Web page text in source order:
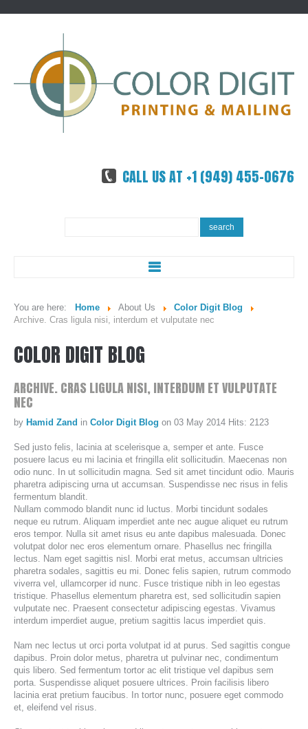
CALL US AT +1 (949) 455-0676
search
ABOUT US
MISSION STATEMENT...
OUR EQUIPMENT...
SERVICES
SHEETFED OFFSET PRINTING
DIGITAL ON-DEMAND PRINTING
PRE CONVERTED ENVELOPES PRINTING
DIRECT MAILING & FULFILLMENT
REQUEST A QUOTE
GUIDE & FAQS
FILE UPLOAD
You are here: Home About Us
Color Digit Blog
Archive. Cras ligula nisi, interdum et vulputate nec
COLOR DIGIT BLOG
ARCHIVE. CRAS LIGULANISI, INTERDUM ETVULPUTATE
NEC
by Hamid Zand in Color Digit Blog on 03 May 2014 Hits: 2123
Sed justo felis, lacinia at scelerisque a, semper et ante. Fusce
posuere lacus eu mi lacinia et fringilla elit sollicitudin. Maecenas non
odio nunc. In ut sollicitudin magna. Sed sit amet tincidunt odio. Mauris
pharetra adipiscing urna ut accumsan. Suspendisse nec risus in felis
fermentum blandit.
Nullam commodo blandit nunc id luctus. Morbi tincidunt sodales
neque eu rutrum. Aliquam imperdiet ante nec augue aliquet eu rutrum
eros tempor. Nulla sit amet risus eu ante dapibus malesuada. Donec
volutpat dolor nec eros elementum ornare. Phasellus nec fringilla
lectus. Nam eget sagittis nisl. Morbi erat metus, accumsan ultricies
pharetra sodales, sagittis eu mi. Donec felis sapien, rutrum commodo
viverra vel, ullamcorper id nunc. Fusce tristique nibh in leo egestas
tristique. Phasellus elementum pharetra est, sed sollicitudin sapien
vulputate nec. Praesent consectetur adipiscing egestas. Vivamus
interdum imperdiet augue, pretium sagittis lacus imperdiet quis.
Nam nec lectus ut orci porta volutpat id at purus. Sed sagittis congue
dapibus. Proin dolor metus, pharetra ut pulvinar nec, condimentum
quis libero. Sed fermentum tortor ac elit tristique vel dapibus sem
porta. Suspendisse aliquet posuere ultrices. Proin facilisis libero
lacinia erat pretium faucibus. In tortor nunc, posuere eget commodo
et, eleifend vel risus.